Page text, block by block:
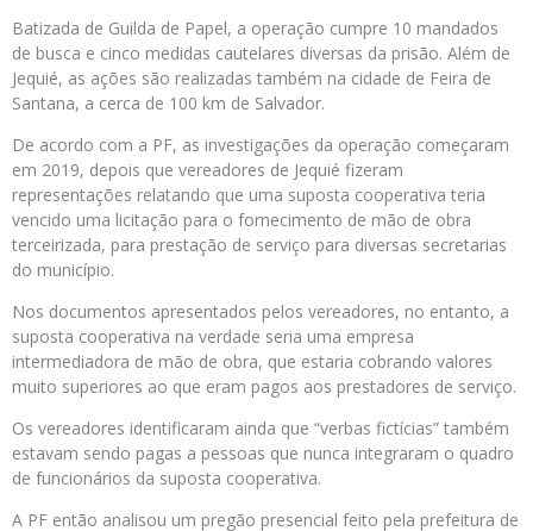
Batizada de Guilda de Papel, a operação cumpre 10 mandados
de busca e cinco medidas cautelares diversas da prisão. Além de
Jequié, as ações são realizadas também na cidade de Feira de
Santana, a cerca de 100 km de Salvador.
De acordo com a PF, as investigações da operação começaram
em 2019, depois que vereadores de Jequié fizeram
representações relatando que uma suposta cooperativa teria
vencido uma licitação para o fornecimento de mão de obra
terceirizada, para prestação de serviço para diversas secretarias
do município.
Nos documentos apresentados pelos vereadores, no entanto, a
suposta cooperativa na verdade seria uma empresa
intermediadora de mão de obra, que estaria cobrando valores
muito superiores ao que eram pagos aos prestadores de serviço.
Os vereadores identificaram ainda que “verbas fictícias” também
estavam sendo pagas a pessoas que nunca integraram o quadro
de funcionários da suposta cooperativa.
A PF então analisou um pregão presencial feito pela prefeitura de